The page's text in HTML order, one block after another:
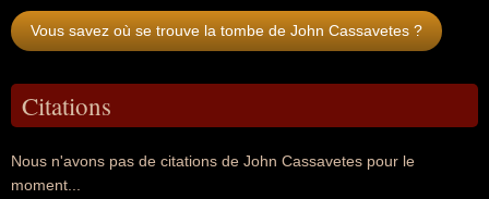
Vous savez où se trouve la tombe de John Cassavetes ?
Citations
Nous n'avons pas de citations de John Cassavetes pour le
moment...